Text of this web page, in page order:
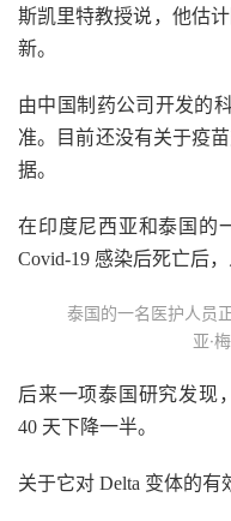
斯凯里特教授说，他估
新。
由中国制药公司开发的
准。目前还没有关于疫
据。
在印度尼西亚和泰国的
Covid-19 感染后死亡后，
泰国的一名医护人员
亚·
后来一项泰国研究发现
40 天下降一半。
关于它对 Delta 变体的有